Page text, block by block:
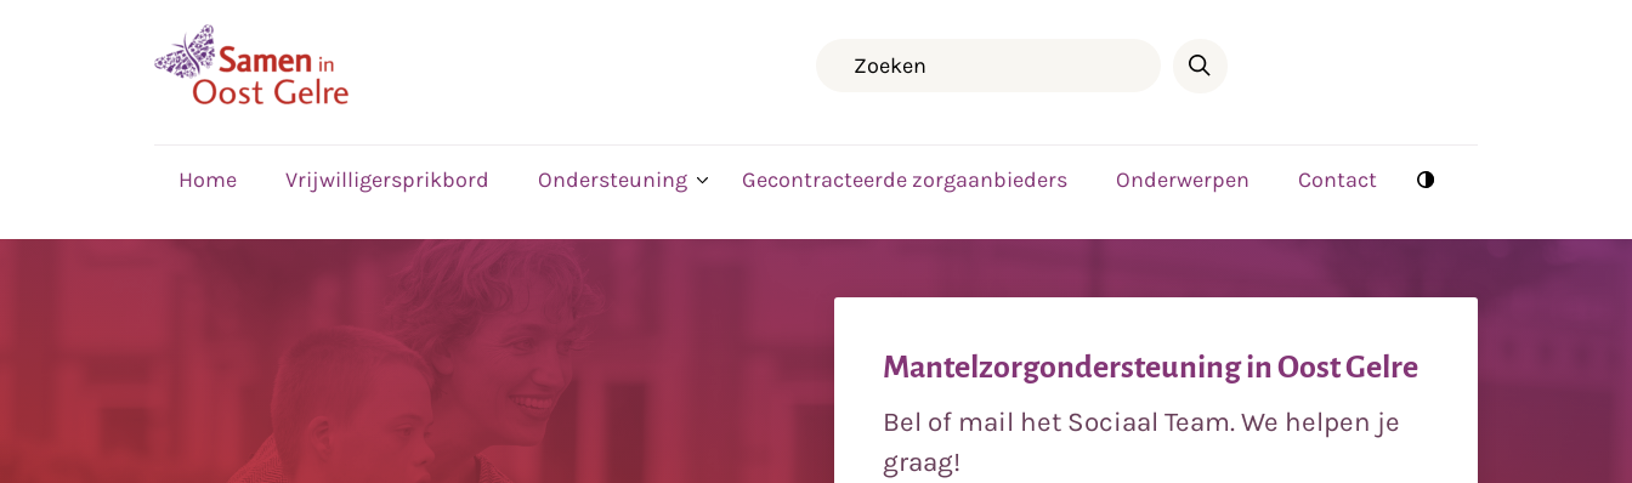
Home Vrijwilligersprikbord Ondersteuning Gecontracteerde zorgaanbieders Onderwerpen Contact
Mantelzorgondersteuning in Oost Gelre
Bel of mail het Sociaal Team. We helpen je
graag!